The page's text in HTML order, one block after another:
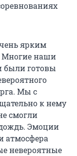
ярким
Многие наши
были готовы
Мы с
к нему
смогли
Эмоции
атмосфера
невероятные